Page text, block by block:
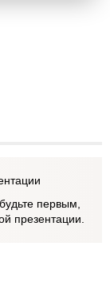
первым,
презентации.